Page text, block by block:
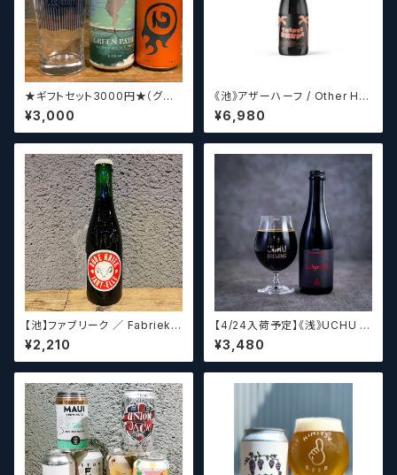
★ギフトセット3000円★（グラ
スセット）【クラフトビール】
¥3,000
《池》アザーハーフ / Other Hal
f Brewing Triple Drupe【ク
ラフトビールシザーズ】
¥6,980
【池】ファブリーク ／ Fabriek
Oude Kriek Jart - Elle 37
5ml
¥2,210
【4/24入荷予定】《浅》UCHU B
REWING LabyrinthN【クラフト
ビール】
¥3,480